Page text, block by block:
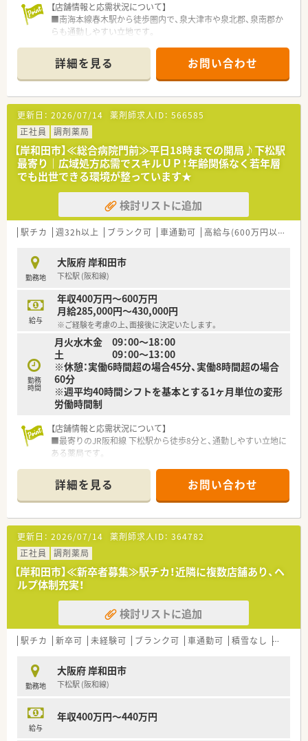
（一般病床153床、回復期リハビリテーション病床90床）
◆診療科目
内科, 循環器科, 消化器科, 外科, 整形外科, 脳外科, 形成外科, 皮膚
科, 泌尿器科, 眼科,糖尿病内科,心臓血管外科,肛門外科,リウマチ
科,リハビリテーション科,放射線科,救急科,麻酔科
◆薬剤師数
薬剤師：常勤10名
助手：3名
【店舗情報と応需状況について】
■南海本線春木駅から徒歩圏内で、泉大津市や泉北郡、泉南郡か
らも通勤しやすい立地です。
域医療に貢献しています。
■処方箋枚数や応需科目は店舗により異なりますが、落ち着いて
業務に取り組める環境です。
【法人特徴について】
■大阪・神戸を中心に34店舗を展開する創業45年の老舗調剤薬
局グループで、安定性は抜群です。
■役員全員が薬剤師であり、現場の業務や実情を深く理解してい
るため、風通しの良い社風です。
■無借金経営で増収増益を続けており、安心して長く働ける経営
基盤を持っています。
【求人情報について】
■年収はご経験や年齢を考慮し、380万円から最大530万円程度
（モデル年収参照）で決定します。
しっかりと還元されます。
■住宅手当や家族手当など、従業員の生活をサポートする各種手
当が充実しています。
詳細を見る お問い合わせ
更新日： 2026/07/14 薬剤師求人ID： 566585
正社員
調剤薬局
【岸和田市】≪総合病院門前≫平日18時までの開局♪下松駅
最寄り｜広域処方応需でスキルＵＰ！年齢関係なく若年層
でも出世できる環境が整っています★
検討リストに追加
駅チカ 週32h以上 ブランク可 車通勤可 高給与(600万円以上)
勤務地
大阪府 岸和田市
下松駅 (阪和線)
給与
年収400万円～600万円
月給285,000円～430,000円
※ご経験を考慮の上、面接後に決定いたします。
勤務
時間
月火水木金 09：00～18：00
土 09：00～13：00
※休憩：実働6時間超の場合45分、実働8時間超の場合
60分
※週平均40時間シフトを基本とする1ヶ月単位の変形
労働時間制
【店舗情報と応需状況について】
■最寄りのJR阪和線 下松駅から徒歩8分と、通勤しやすい立地に
ある薬局です。
域の処方箋を応需します。
■1日50～60枚の処方箋を、常時2～3名の薬剤師体制でゆとり
を持って対応します。
【法人特徴について】
■ITや臨床検査など約50社から成る大手グループの一員で、経営
基盤は抜群です。
■M&Aを中心に事業を拡大しており、創業から短期間で急成長
を遂げている企業です。
■「薬剤師ファースト」を掲げ、個々の働き方を尊重する柔軟な
雇用制度があります。
【求人情報について】
■ご経験やスキルを正当に評価し、年収450万円から最大650万
■転居を伴う方には、引越し費用や家賃を全額会社が負担する借
上社宅制度があります。
■育児短時間勤務制度や社内貸付金制度など、大手ならではの福
詳細を見る お問い合わせ
更新日： 2026/07/14 薬剤師求人ID： 364782
正社員
調剤薬局
【岸和田市】≪新卒者募集≫駅チカ！近隣に複数店舗あり、ヘ
ルプ体制充実！
検討リストに追加
駅チカ 新卒可 未経験可 ブランク可 車通勤可 積雪なし 教育制
勤務地
大阪府 岸和田市
下松駅 (阪和線)
給与
年収400万円～440万円